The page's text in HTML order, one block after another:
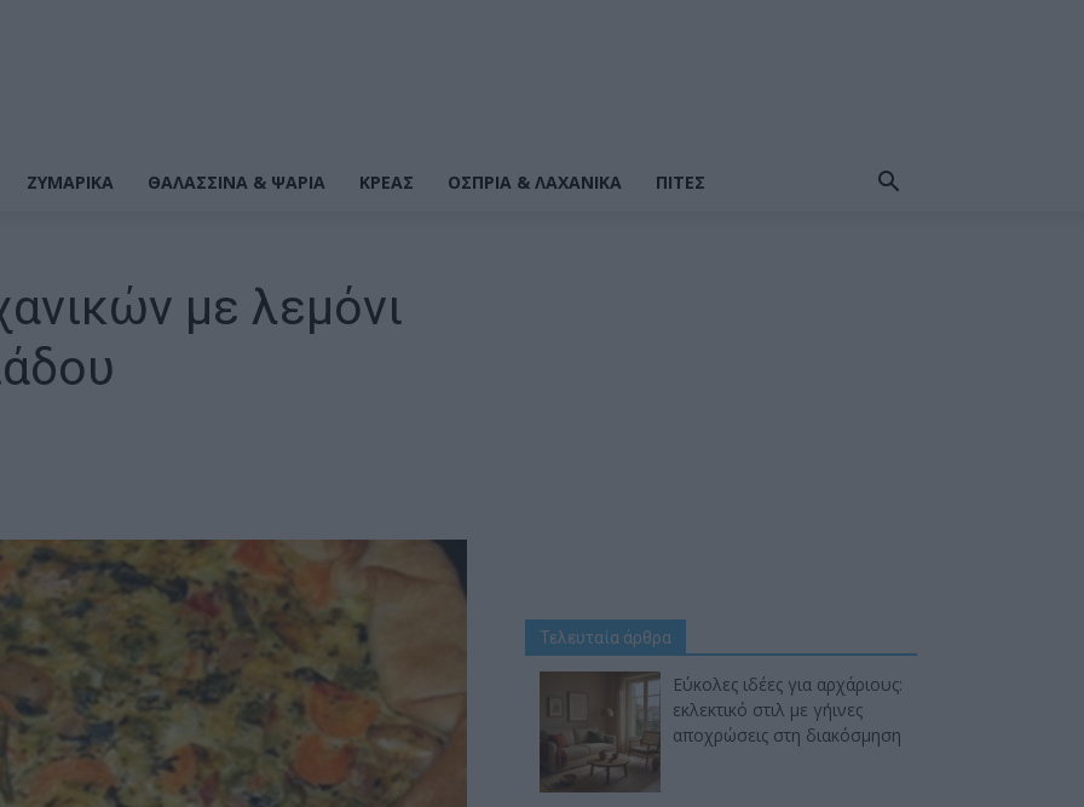
ΖΥΜΑΡΙΚΆ ΘΑΛΑΣΣΙΝΆ & ΨΆΡΙΑ ΚΡΕΑΣ ΌΣΠΡΙΑ & ΛΑΧΑΝΙΚΆ ΠΙΤΕΣ
με λεμόνι
Τελευταία άρθρα
Εύκολες ιδέες για αρχάριους:
εκλεκτικό στιλ με γήινες
αποχρώσεις στη διακόσμηση